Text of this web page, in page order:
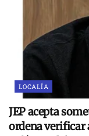
LOCALÍA
JEP acepta
ordena verificar